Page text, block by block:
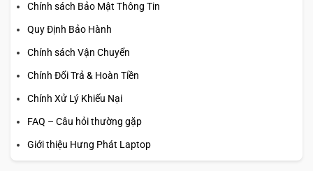
Chính sách Bảo Mật Thông Tin
Quy Định Bảo Hành
Chính sách Vận Chuyển
Chính Đổi Trả & Hoàn Tiền
Chính Xử Lý Khiếu Nại
FAQ – Câu hỏi thường gặp
Giới thiệu Hưng Phát Laptop